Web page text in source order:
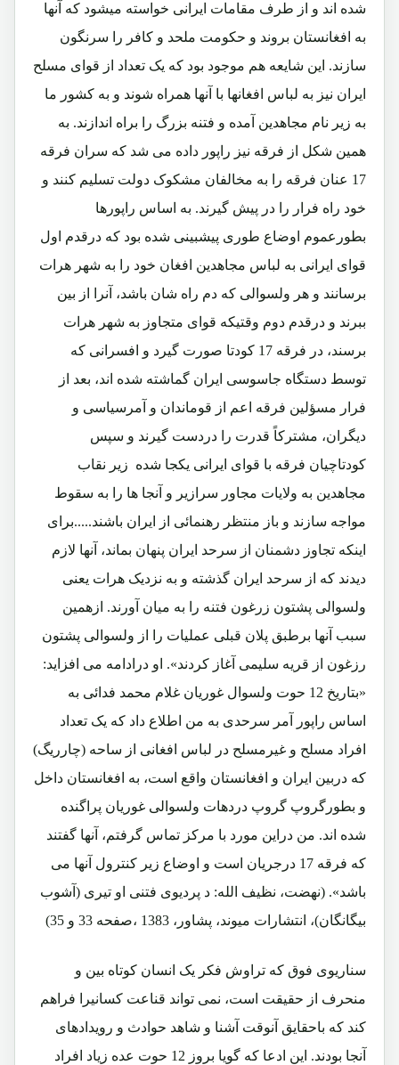
شده اند و از طرف مقامات ایرانی خواسته میشود که آنها
به افغانستان بروند و حکومت ملحد و کافر را سرنگون
سازند. این شایعه هم موجود بود که یک تعداد از قوای مسلح
ایران نیز به لباس افغانها با آنها همراه شوند و به کشور ما
به زیر نام مجاهدین آمده و فتنه بزرگ را براه اندازند. به
همین شکل از فرقه نیز راپور داده می شد که سران فرقه
17 عنان فرقه را به مخالفان مشکوک دولت تسلیم کنند و
خود راه فرار را در پیش گیرند. به اساس راپورها
بطورعموم اوضاع طوری پیشبینی شده بود که درقدم اول
قوای ایرانی به لباس مجاهدین افغان خود را به شهر هرات
برسانند و هر ولسوالی که دم راه شان باشد، آنرا از بین
ببرند و درقدم دوم وقتیکه قوای متجاوز به شهر هرات
برسند، در فرقه 17 کودتا صورت گیرد و افسرانی که
توسط دستگاه جاسوسی ایران گماشته شده اند، بعد از
فرار مسؤلین فرقه اعم از قوماندان و آمرسیاسی و
دیگران، مشترکاً قدرت را دردست گیرند و سپس
کودتاچیان فرقه با قوای ایرانی یکجا شده زیر نقاب
مجاهدین به ولایات مجاور سرازیر و آنجا ها را به سقوط
مواجه سازند و باز منتظر رهنمائی از ایران باشند.....برای
اینکه تجاوز دشمنان از سرحد ایران پنهان بماند، آنها لازم
دیدند که از سرحد ایران گذشته و به نزدیک هرات یعنی
ولسوالی پشتون زرغون فتنه را به میان آورند. ازهمین
سبب آنها برطبق پلان قبلی عملیات را از ولسوالی پشتون
رزغون از قریه سلیمی آغاز کردند». او درادامه می افزاید:
«بتاریخ 12 حوت ولسوال غوریان غلام محمد فدائی به
اساس راپور آمر سرحدی به من اطلاع داد که یک تعداد
افراد مسلح و غیرمسلح در لباس افغانی از ساحه (چارریگ)
که دربین ایران و افغانستان واقع است، به افغانستان داخل
و بطورگروپ گروپ دردهات ولسوالی غوریان پراگنده
شده اند. من دراین مورد با مرکز تماس گرفتم، آنها گفتند
که فرقه 17 درجریان است و اوضاع زیر کنترول آنها می
باشد». (نهضت، نظیف الله: د پردیوی فتنی او تیری (آشوب
بیگانگان)، انتشارات میوند، پشاور، 1383 ،صفحه 33 و 35)
سناریوی فوق که تراوش فکر یک انسان کوتاه بین و
منحرف از حقیقت است، نمی تواند قناعت کسانیرا فراهم
کند که باحقایق آنوقت آشنا و شاهد حوادث و رویدادهای
آنجا بودند. این ادعا که گویا بروز 12 حوت عده زیاد افراد